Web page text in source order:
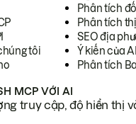
tôi
Phân tích
Phân tích
SEO địa
Ý kiến của
Phân tích
MCP VỚI AI
truy cập, độ hiển thị